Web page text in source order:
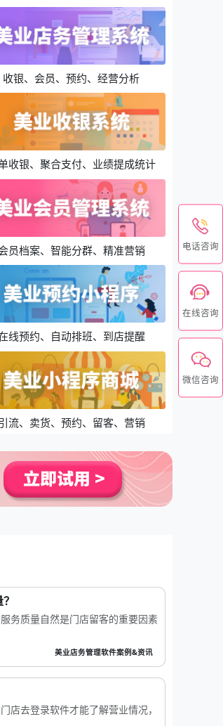
收银、会员、预约、经营分析
收银、聚合支付、业绩提成统计
员档案、智能分群、精准营销
线预约、自动排班、到店提醒
流、卖货、预约、留客、营销
务质量自然是门店留客的重要因素
美业店务管理软件案例&资讯
店去登录软件才能了解营业情况，
电话咨询
在线咨询
微信咨询